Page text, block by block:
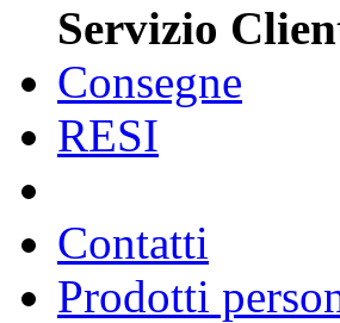
Servizio
Consegne
RESI
Contatti
Prodotti